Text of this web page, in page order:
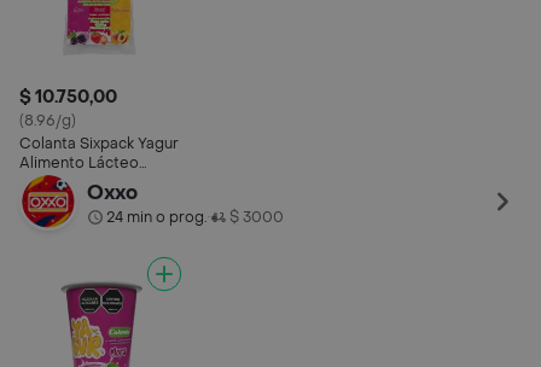
$ 10.750,00
(8.96/g)
Colanta Sixpack Yagur
Alimento Lácteo
Surtido
Oxxo
24 min o prog.• $ 3000